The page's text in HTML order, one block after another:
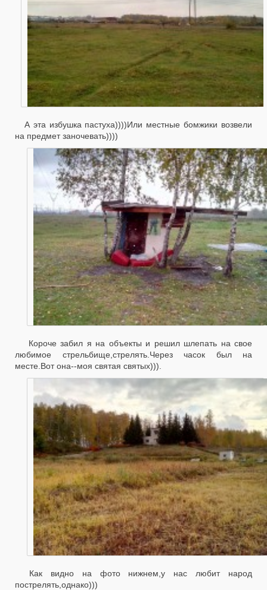
А эта избушка пастуха))))Или местные бомжики возвели
на предмет заночевать))))
Короче забил я на объекты и решил шлепать на свое
любимое стрельбище,стрелять.Через часок был на
месте.Вот она--моя святая святых))).
Как видно на фото нижнем,у нас любит народ
пострелять,однако)))